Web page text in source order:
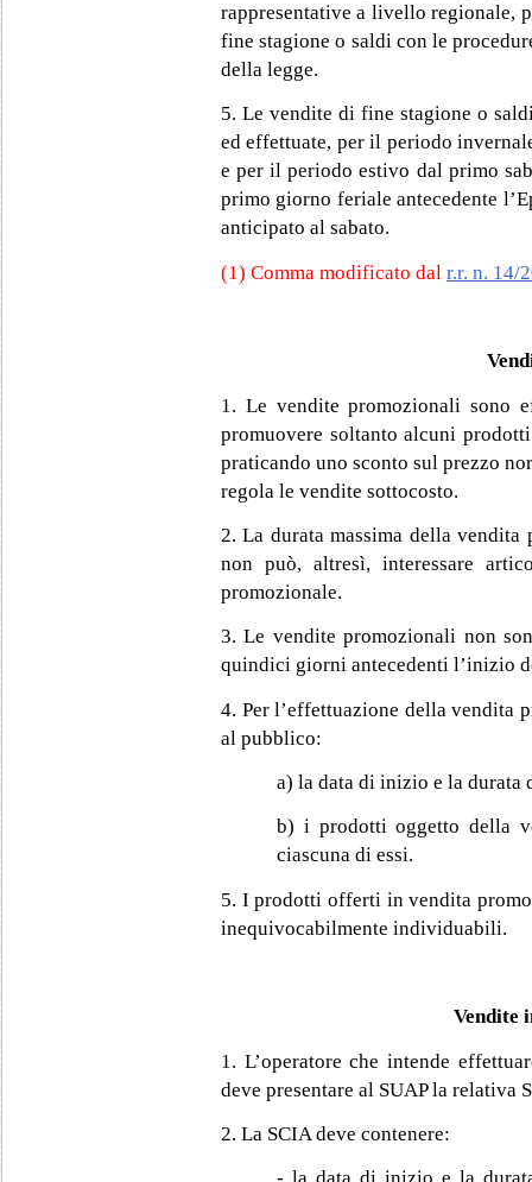
rappresentative a livello regionale,
fine stagione o saldi con le
della legge.
5. Le vendite di fine stagione o
ed effettuate, per il periodo
e per il periodo estivo dal primo
primo giorno feriale antecedente
anticipato al sabato.
(1) Comma modificato dal r.r. n. 14/
1. Le vendite promozionali sono
promuovere soltanto alcuni
praticando uno sconto sul prezzo
regola le vendite sottocosto.
2. La durata massima della
non può, altresì, interessare
promozionale.
3. Le vendite promozionali non
quindici giorni antecedenti l’inizio
4. Per l’effettuazione della vendita
al pubblico:
a) la data di inizio e la durata
b) i prodotti oggetto della
ciascuna di essi.
5. I prodotti offerti in vendita
inequivocabilmente individuabili.
Vendite
1. L’operatore che intende
deve presentare al SUAP la relativa
2. La SCIA deve contenere: